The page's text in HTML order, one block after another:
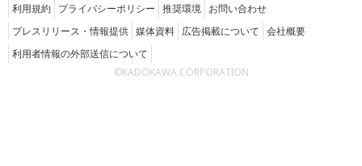
利用規約 プライバシーポリシー 推奨環境 お問い合わせ
プレスリリース・情報提供 媒体資料 広告掲載について 会社概要
利用者情報の外部送信について
©KADOKAWA CORPORATION